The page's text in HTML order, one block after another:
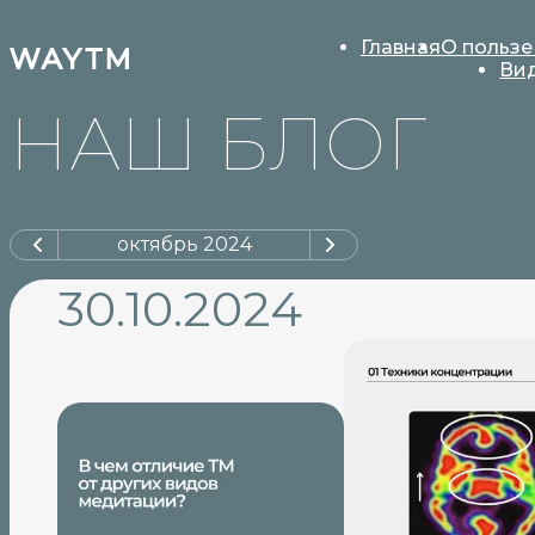
ГлавнаяО
НАШ БЛОГ
октябрь 2024
30.10.2024